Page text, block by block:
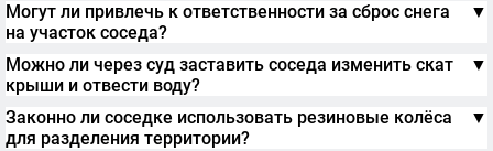
Могут ли привлечь к ответственности за сброс снега
на участок соседа?
▼
Можно ли через суд заставить соседа изменить скат
крыши и отвести воду?
▼
Законно ли соседке использовать резиновые колёса
для разделения территории?
▼